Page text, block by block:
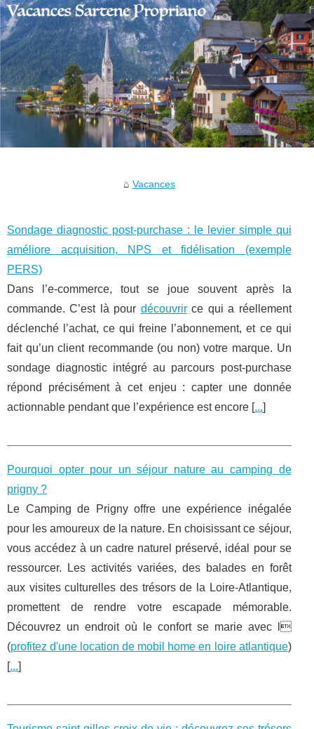
Vacances
Sondage diagnostic post‑purchase : le levier simple qui
améliore acquisition, NPS et fidélisation (exemple
PERS)
Dans l’e‑commerce, tout se joue souvent après la
commande. C’est là pour découvrirce qui a réellement
déclenché l’achat, ce qui freine l’abonnement, et ce qui
fait qu’un client recommande (ou non) votre marque. Un
sondage diagnostic intégré au parcours post‑purchase
répond précisément à cet enjeu : capter une donnée
actionnable pendant que l’expérience est encore [...]
Pourquoi opter pour un séjour nature au camping de
prigny ?
Le Camping de Prigny offre une expérience inégalée
pour les amoureux de la nature. En choisissant ce séjour,
vous accédez à un cadre naturel préservé, idéal pour se
ressourcer. Les activités variées, des balades en forêt
aux visites culturelles des trésors de la Loire-Atlantique,
promettent de rendre votre escapade mémorable.
Découvrez un endroit où le confort se marie avec l
(profitez d'une location de mobil home en loire atlantique)
[...]